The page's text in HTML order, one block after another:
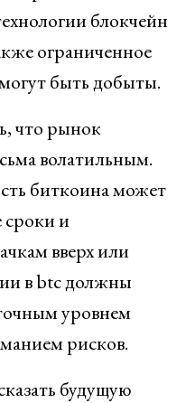
блокчейн
ограниченное
быть добыты.
что рынок
волатильным.
биткоина может
сроки и
вверх или
в btc должны
уровнем
рисков.
будущую